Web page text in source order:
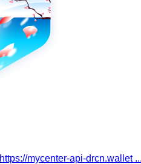
https://mycenter-api-drcn.wallet